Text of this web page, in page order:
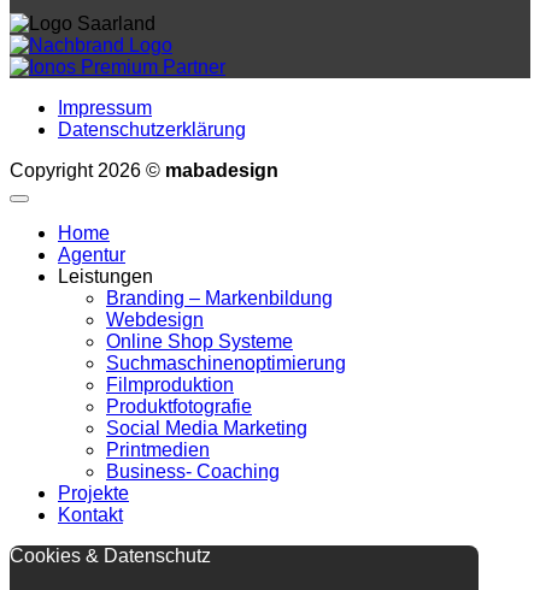
Impressum
Datenschutzerklärung
Copyright 2026 © mabadesign
Home
Agentur
Leistungen
Branding – Markenbildung
Webdesign
Online Shop Systeme
Suchmaschinenoptimierung
Filmproduktion
Produktfotografie
Social Media Marketing
Printmedien
Business- Coaching
Projekte
Kontakt
Cookies & Datenschutz